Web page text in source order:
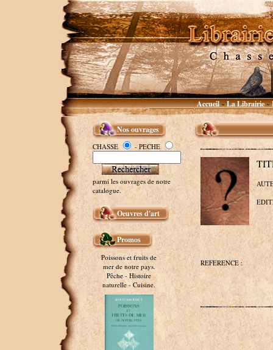
Accueil~La Librairie~
Nos ouvrages
CHASSE - PECHE
parmi les ouvrages de notre
catalogue.
Oeuvres d'art
Promos
Poissons et fruits de
mer de notre pays.
Pêche - Histoire
naturelle - Cuisine.
REFERENCE :